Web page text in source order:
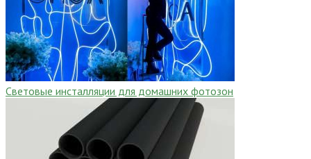
Световые инсталляции для домашних фотозон